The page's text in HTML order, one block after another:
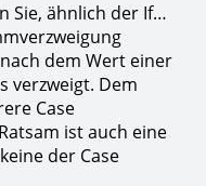
Sie, ähnlich der If…
dem Wert einer
verzweigt. Dem
Case
ist auch eine
der Case